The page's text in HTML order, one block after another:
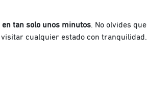
en tan solo unos minutos. No olvides que
cualquier estado con tranquilidad.